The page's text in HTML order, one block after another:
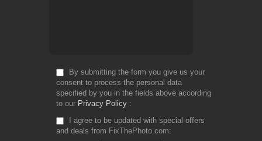
By submitting the form you give us your
consent to process the personal data
specified by you in the fields above according
to our Privacy Policy
I agree to be updated with special offers
and deals from FixThePhoto.com